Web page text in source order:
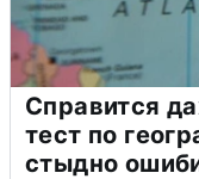
Справится
тест по
стыдно